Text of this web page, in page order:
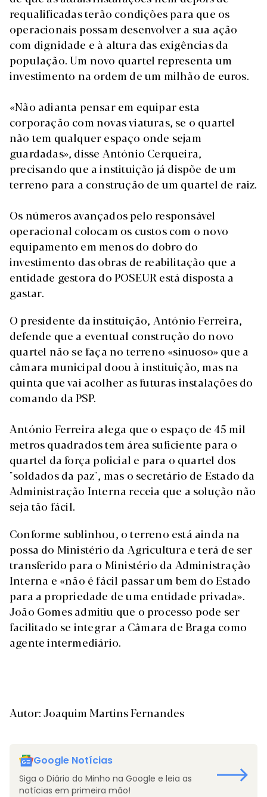
requalificadas terão condições para que os
operacionais possam desenvolver a sua ação
com dignidade e à altura das exigências da
população. Um novo quartel representa um
investimento na ordem de um milhão de euros.
«Não adianta pensar em equipar esta
corporação com novas viaturas, se o quartel
não tem qualquer espaço onde sejam
guardadas», disse António Cerqueira,
precisando que a instituição já dispõe de um
terreno para a construção de um quartel de raiz.
Os números avançados pelo responsável
operacional colocam os custos com o novo
equipamento em menos do dobro do
investimento das obras de reabilitação que a
entidade gestora do POSEUR está disposta a
gastar.
O presidente da instituição, António Ferreira,
defende que a eventual construção do novo
quartel não se faça no terreno «sinuoso» que a
câmara municipal doou à instituição, mas na
quinta que vai acolher as futuras instalações do
comando da PSP.
António Ferreira alega que o espaço de 45 mil
metros quadrados tem área suficiente para o
quartel da força policial e para o quartel dos
"soldados da paz", mas o secretário de Estado da
Administração Interna receia que a solução não
seja tão fácil.
Conforme sublinhou, o terreno está ainda na
possa do Ministério da Agricultura e terá de ser
transferido para o Ministério da Administração
Interna e «não é fácil passar um bem do Estado
para a propriedade de uma entidade privada».
João Gomes admitiu que o processo pode ser
facilitado se integrar a Câmara de Braga como
agente intermediário.
Autor: Joaquim Martins Fernandes
Google Notícias
Siga o Diário do Minho na Google e leia as
notícias em primeira mão!